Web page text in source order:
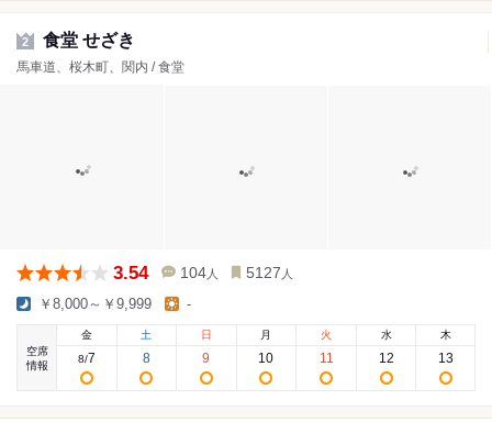
2 食堂 せざき
馬車道、桜木町、関内 / 食堂
3.54 104 人 5127 人
￥8,000～￥9,999 -
空席
情報
金
8/7
土
8
日
9
月
10
火
11
水
12
木
13